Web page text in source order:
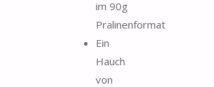
im 90g
Pralinenformat
Ein
Hauch
von